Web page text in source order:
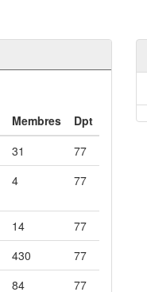
Membres
Dpt
31
77
4 77
14
77
430
77
84 77